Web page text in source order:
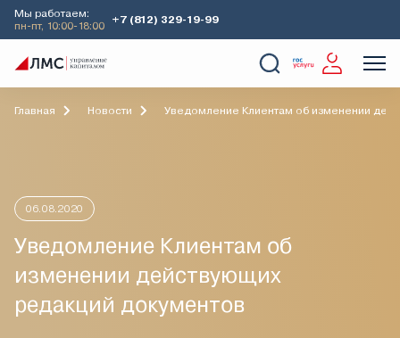
Мы работаем:
пн-пт, 10:00-18:00
+7 (812) 329-19-99
О Компании Услуги
Главная Новости Уведомление Клиентам об изменении
06.08.2020
Уведомление Клиентам об
изменении действующих
редакций документов